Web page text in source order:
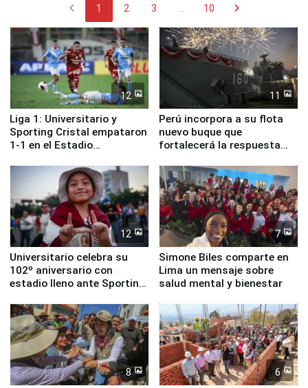
chevron_left 1 2 3 10 chevron_right
12
Liga 1: Universitario y
Sporting Cristal empataron
1-1 en el Estadio
11
Perú incorpora a su flota
nuevo buque que
fortalecerá la respuesta
12
Universitario celebra su
102º aniversario con
estadio lleno ante Sporting
7
Simone Biles comparte en
Lima un mensaje sobre
salud mental y bienestar
8 6